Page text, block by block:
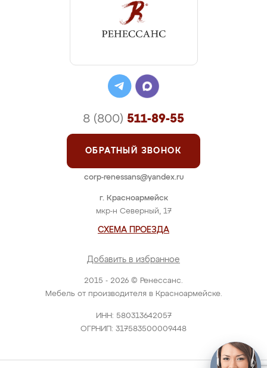
2015 - 2026 © Ренессанс.
Мебель от производителя в Красноармейске.
ИНН: 580313642057
ОГРНИП: 317583500009448
г. Красноармейск
мкр-н Северный, 17
СХЕМА ПРОЕЗДА
Добавить в избранное
8 (800) 511-89-55
ОБРАТНЫЙ ЗВОНОК
corp-renessans@yandex.ru